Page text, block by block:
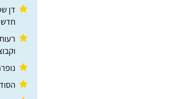
וקבוצתית
נופרת - 8
הסוד של